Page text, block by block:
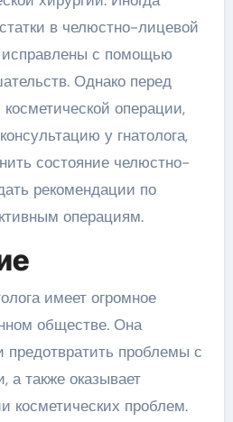
в челюстно-лицевой
исправлены с помощью
Однако перед
операции,
у гнатолога,
состояние челюстно-
рекомендации по
операциям.
имеет огромное
обществе. Она
предотвратить проблемы с
а также оказывает
косметических проблем.